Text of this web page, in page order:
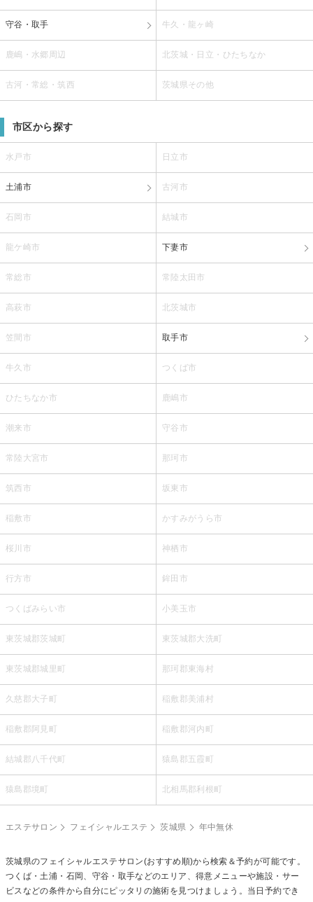
守谷・取手 牛久・龍ヶ崎
鹿嶋・水郷周辺 北茨城・日立・ひたちなか
古河・常総・筑西 茨城県その他
市区から探す
水戸市 日立市
土浦市 古河市
石岡市 結城市
龍ケ崎市 下妻市
常総市 常陸太田市
高萩市 北茨城市
笠間市 取手市
牛久市 つくば市
ひたちなか市 鹿嶋市
潮来市 守谷市
常陸大宮市 那珂市
筑西市 坂東市
稲敷市 かすみがうら市
桜川市 神栖市
行方市 鉾田市
つくばみらい市 小美玉市
東茨城郡茨城町 東茨城郡大洗町
東茨城郡城里町 那珂郡東海村
久慈郡大子町 稲敷郡美浦村
稲敷郡阿見町 稲敷郡河内町
結城郡八千代町 猿島郡五霞町
猿島郡境町 北相馬郡利根町
エステサロン フェイシャルエステ 茨城県 年中無休
茨城県のフェイシャルエステサロン(おすすめ順)から検索＆予約が可能です。
つくば・土浦・石岡、守谷・取手などのエリア、得意メニューや施設・サー
ビスなどの条件から自分にピッタリの施術を見つけましょう。当日予約でき